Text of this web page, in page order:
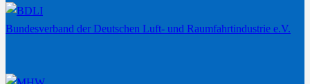
Bundesverband der Deutschen Luft- und Raumfahrtindustrie e.V.